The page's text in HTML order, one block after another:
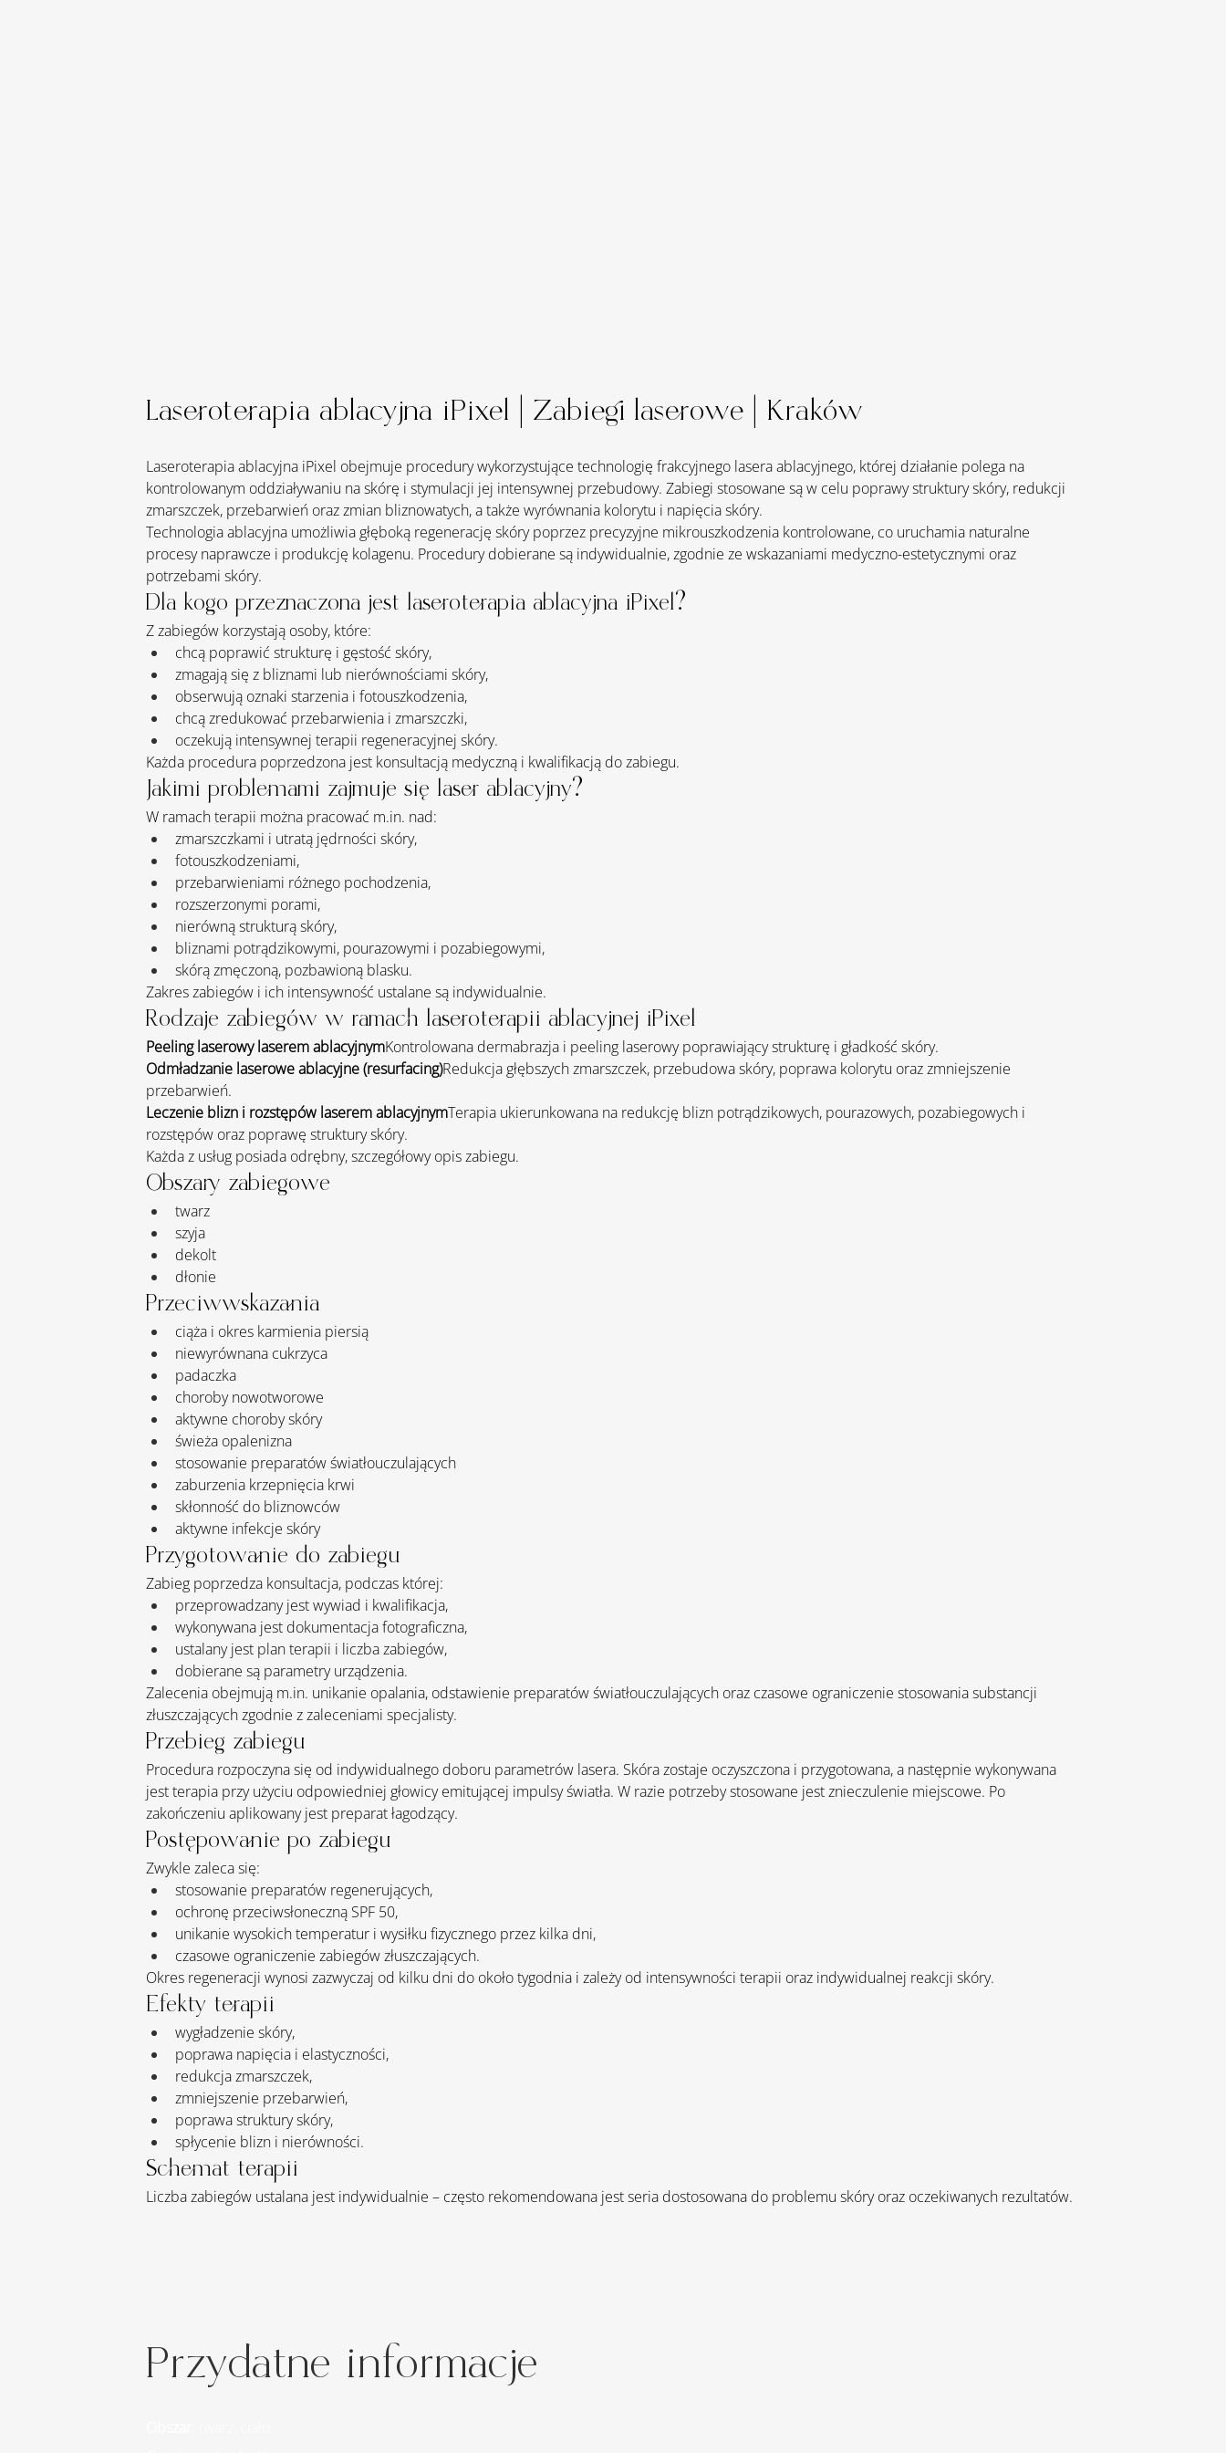
Laseroterapia ablacyjna iPixel | Zabiegi laserowe | Kraków
Laseroterapia ablacyjna iPixel obejmuje procedury wykorzystujące technologię frakcyjnego lasera ablacyjnego, której działanie polega na
kontrolowanym oddziaływaniu na skórę i stymulacji jej intensywnej przebudowy. Zabiegi stosowane są w celu poprawy struktury skóry, redukcji
zmarszczek, przebarwień oraz zmian bliznowatych, a także wyrównania kolorytu i napięcia skóry.
Technologia ablacyjna umożliwia głęboką regenerację skóry poprzez precyzyjne mikrouszkodzenia kontrolowane, co uruchamia naturalne
procesy naprawcze i produkcję kolagenu. Procedury dobierane są indywidualnie, zgodnie ze wskazaniami medyczno-estetycznymi oraz
potrzebami skóry.
Dla kogo przeznaczona jest laseroterapia ablacyjna iPixel?
Z zabiegów korzystają osoby, które:
chcą poprawić strukturę i gęstość skóry,
zmagają się z bliznami lub nierównościami skóry,
obserwują oznaki starzenia i fotouszkodzenia,
chcą zredukować przebarwienia i zmarszczki,
oczekują intensywnej terapii regeneracyjnej skóry.
Każda procedura poprzedzona jest konsultacją medyczną i kwalifikacją do zabiegu.
Jakimi problemami zajmuje się laser ablacyjny?
W ramach terapii można pracować m.in. nad:
zmarszczkami i utratą jędrności skóry,
fotouszkodzeniami,
przebarwieniami różnego pochodzenia,
rozszerzonymi porami,
nierówną strukturą skóry,
bliznami potrądzikowymi, pourazowymi i pozabiegowymi,
skórą zmęczoną, pozbawioną blasku.
Zakres zabiegów i ich intensywność ustalane są indywidualnie.
Rodzaje zabiegów w ramach laseroterapii ablacyjnej iPixel
Peeling laserowy laserem ablacyjnymKontrolowana dermabrazja i peeling laserowy poprawiający strukturę i gładkość skóry.
Odmładzanie laserowe ablacyjne (resurfacing)Redukcja głębszych zmarszczek, przebudowa skóry, poprawa kolorytu oraz zmniejszenie
przebarwień.
Leczenie blizn i rozstępów laserem ablacyjnymTerapia ukierunkowana na redukcję blizn potrądzikowych, pourazowych, pozabiegowych i
rozstępów oraz poprawę struktury skóry.
Każda z usług posiada odrębny, szczegółowy opis zabiegu.
Obszary zabiegowe
twarz
szyja
dekolt
dłonie
Przeciwwskazania
ciąża i okres karmienia piersią
niewyrównana cukrzyca
padaczka
choroby nowotworowe
aktywne choroby skóry
świeża opalenizna
stosowanie preparatów światłouczulających
zaburzenia krzepnięcia krwi
skłonność do bliznowców
aktywne infekcje skóry
Przygotowanie do zabiegu
Zabieg poprzedza konsultacja, podczas której:
przeprowadzany jest wywiad i kwalifikacja,
wykonywana jest dokumentacja fotograficzna,
ustalany jest plan terapii i liczba zabiegów,
dobierane są parametry urządzenia.
Zalecenia obejmują m.in. unikanie opalania, odstawienie preparatów światłouczulających oraz czasowe ograniczenie stosowania substancji
złuszczających zgodnie z zaleceniami specjalisty.
Przebieg zabiegu
Procedura rozpoczyna się od indywidualnego doboru parametrów lasera. Skóra zostaje oczyszczona i przygotowana, a następnie wykonywana
jest terapia przy użyciu odpowiedniej głowicy emitującej impulsy światła. W razie potrzeby stosowane jest znieczulenie miejscowe. Po
zakończeniu aplikowany jest preparat łagodzący.
Postępowanie po zabiegu
Zwykle zaleca się:
stosowanie preparatów regenerujących,
ochronę przeciwsłoneczną SPF 50,
unikanie wysokich temperatur i wysiłku fizycznego przez kilka dni,
czasowe ograniczenie zabiegów złuszczających.
Okres regeneracji wynosi zazwyczaj od kilku dni do około tygodnia i zależy od intensywności terapii oraz indywidualnej reakcji skóry.
Efekty terapii
wygładzenie skóry,
poprawa napięcia i elastyczności,
redukcja zmarszczek,
zmniejszenie przebarwień,
poprawa struktury skóry,
spłycenie blizn i nierówności.
Schemat terapii
Liczba zabiegów ustalana jest indywidualnie – często rekomendowana jest seria dostosowana do problemu skóry oraz oczekiwanych rezultatów.
Przydatne informacje